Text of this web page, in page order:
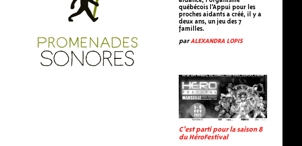
québécois l'Appui pour les
proches aidants a créé, il y a
deux ans, un jeu des 7
familles.
parALEXANDRA LOPIS
C’est parti pour la saison 8
du HéroFestival